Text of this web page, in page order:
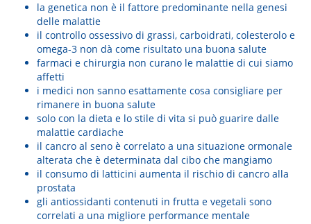
la genetica non è il fattore predominante nella genesi
delle malattie
il controllo ossessivo di grassi, carboidrati, colesterolo e
omega-3 non dà come risultato una buona salute
farmaci e chirurgia non curano le malattie di cui siamo
affetti
i medici non sanno esattamente cosa consigliare per
rimanere in buona salute
solo con la dieta e lo stile di vita si può guarire dalle
malattie cardiache
il cancro al seno è correlato a una situazione ormonale
alterata che è determinata dal cibo che mangiamo
il consumo di latticini aumenta il rischio di cancro alla
prostata
gli antiossidanti contenuti in frutta e vegetali sono
correlati a una migliore performance mentale